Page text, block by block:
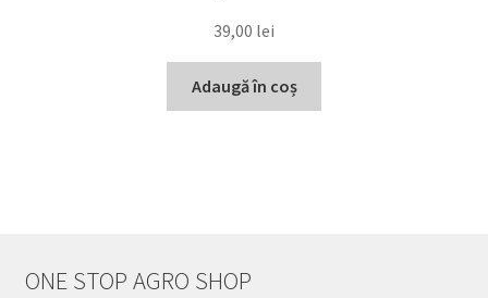
39,00 lei
Adaugă în coș
ONE STOP AGRO SHOP